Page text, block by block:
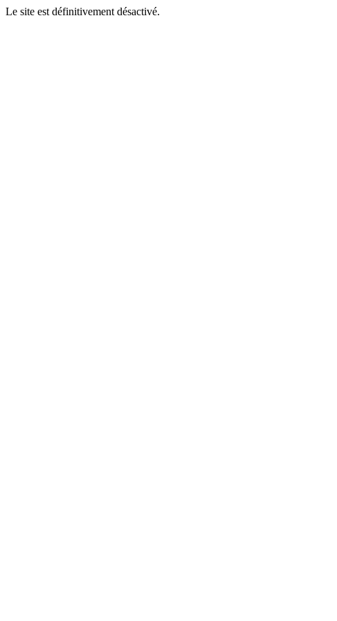
Le site est définitivement désactivé.